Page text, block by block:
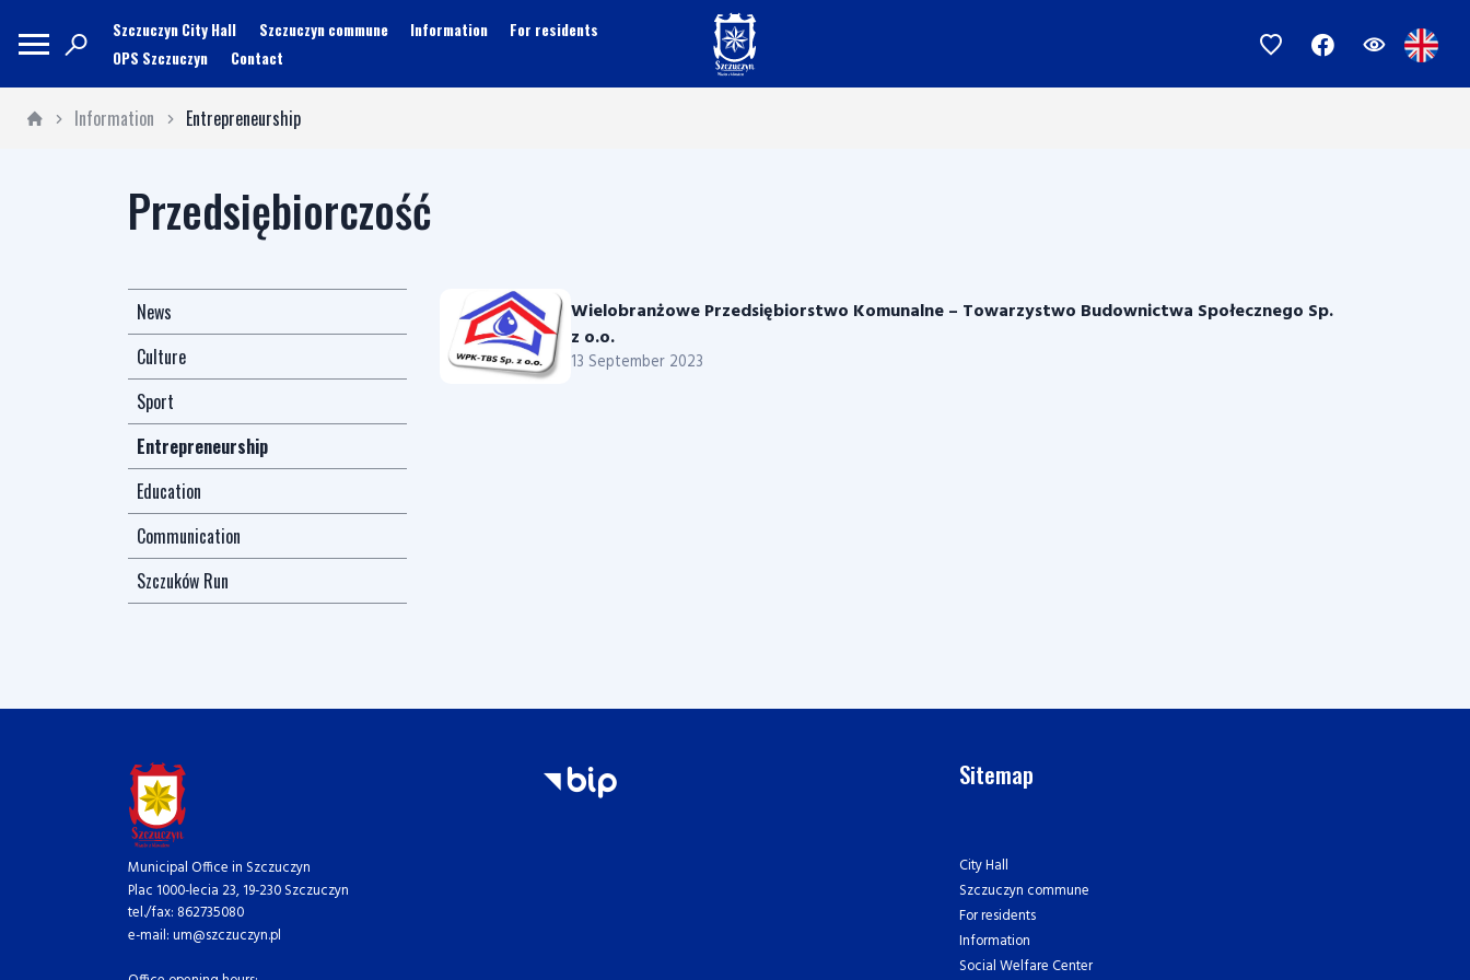
Szczuczyn City Hall Szczuczyn commune Information
For residents
OPS Szczuczyn
Contact
Information Entrepreneurship
Przedsiębiorczość
News
Culture
Sport
Entrepreneurship
Education
Communication
Szczuków Run
Wielobranżowe Przedsiębiorstwo Komunalne – Towarzystwo Budownictwa Społecznego Sp.
z o.o.
13 September 2023
Municipal Office in Szczuczyn
Plac 1000-lecia 23, 19-230 Szczuczyn
tel./fax: 862735080
e-mail: um@szczuczyn.pl
Sitemap
City Hall
Szczuczyn commune
For residents
Information
Social Welfare Center